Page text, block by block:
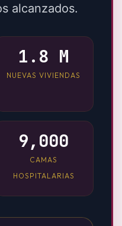
alcanzados.
1.8 M
NUEVAS VIVIENDAS
9,000
CAMAS
HOSPITALARIAS